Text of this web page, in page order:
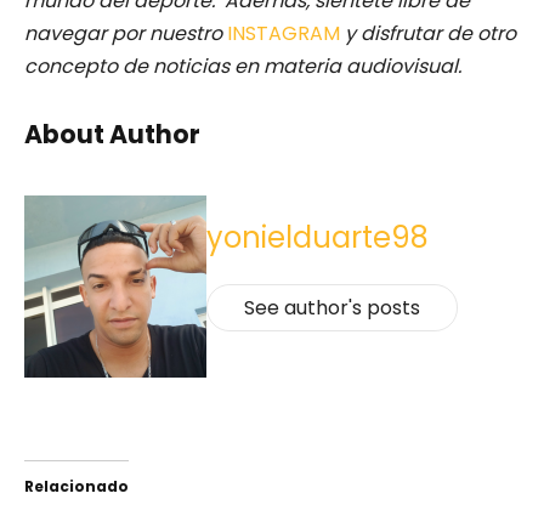
navegar por nuestro INSTAGRAM y disfrutar de otro
concepto de noticias en materia audiovisual.
About Author
yonielduarte98
See author's posts
Relacionado